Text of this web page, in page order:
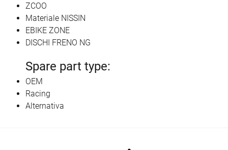
ZCOO
Materiale NISSIN
EBIKE ZONE
DISCHI FRENO NG
Spare part type:
OEM
Racing
Alternativa